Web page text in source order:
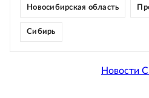
Новосибирская область
Сибирь
Новости